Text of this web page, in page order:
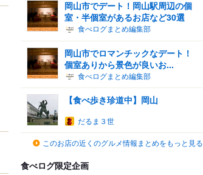
岡山市でデート！岡山駅周辺の個
室・半個室があるお店など30選
食べログまとめ編集部
岡山市でロマンチックなデート！
個室ありから景色が良いお...
食べログまとめ編集部
【食べ歩き珍道中】岡山
だるま３世
このお店の近くのグルメ情報まとめをもっと見る
食べログ限定企画